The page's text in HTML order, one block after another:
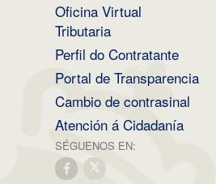
Oficina Virtual
Tributaria
Perfil do Contratante
Portal de Transparencia
Cambio de contrasinal
Atención á Cidadanía
SÉGUENOS EN: